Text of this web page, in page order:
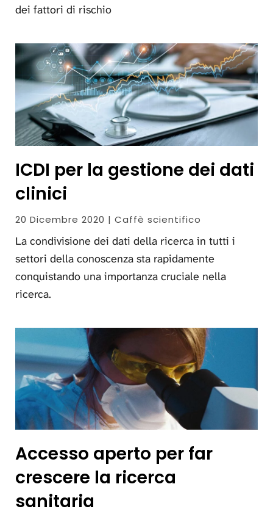
dei fattori di rischio
ICDI per la gestione dei dati
clinici
20 Dicembre 2020 | Caffè scientifico
La condivisione dei dati della ricerca in tutti i
settori della conoscenza sta rapidamente
conquistando una importanza cruciale nella
ricerca.
Accesso aperto per far
crescere la ricerca
sanitaria